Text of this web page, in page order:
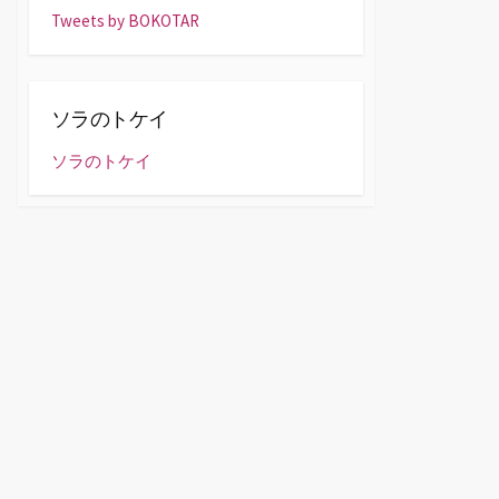
Tweets by BOKOTAR
ソラのトケイ
ソラのトケイ